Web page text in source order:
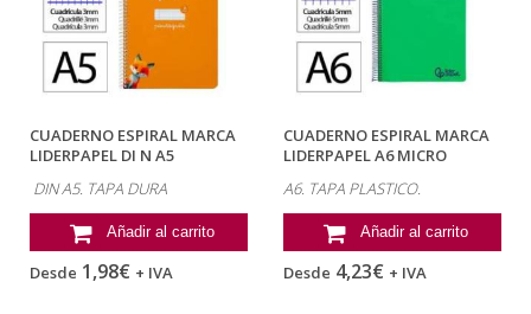
CUADERNO ESPIRAL MARCA
LIDERPAPEL DI N A5
DIN A5. TAPA DURA
Añadir al carrito
Desde 1,98€ + IVA
CUADERNO ESPIRAL MARCA
LIDERPAPEL A6 MICRO
A6. TAPA PLASTICO.
Añadir al carrito
Desde 4,23€ + IVA